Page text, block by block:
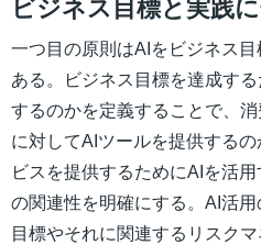
ビジネス目標と実践
一つ目の原則はAIをビジネス
ある。ビジネス目標を達成す
するのかを定義することで、
に対してAIツールを提供する
ビスを提供するためにAIを活
の関連性を明確にする。AI活
目標やそれに関連するリスク